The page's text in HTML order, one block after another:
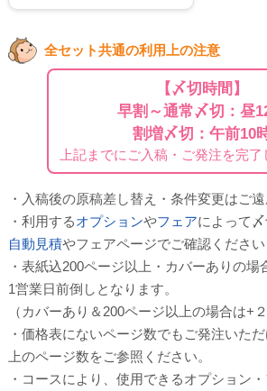
全セット共通の利用上の注意
【〆切時間】
早割～通常〆切：昼
割増〆切：午前10
上記までにご入稿・ご発注を完
・入稿後の原稿差し替え・条件変更はご遠
・利用するオプションやフェアによって
自動見積やフェアページでご確認ください
・表紙込200ページ以上・カバーありの
1営業日前倒しとなります。
（カバーあり＆200ページ以上の場合は+２
・価格表にないページ数でもご発注いた
上のページ数をご参照ください。
・コースにより、使用できるオプション